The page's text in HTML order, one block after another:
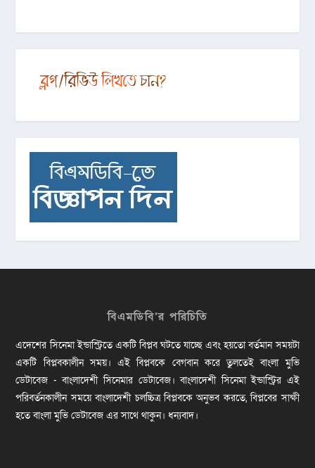
বিএমডিবি’র পরিচিতি
এদেশের সিনেমা ইন্ডাস্ট্রিতে একটি বিপ্লব ঘটতে যাচ্ছে এবং হয়তো বর্তমান সময়টা
একটি বিপ্লবকালীন সময়। এই বিপ্লবকে বেগবান করে তুলতেই বাংলা মুভি
ডেটাবেজ - বাংলাদেশী সিনেমার ডেটাবেজ। বাংলাদেশী সিনেমা ইন্ডাস্ট্রির এই
পরিবর্তনকালীন সময়ে বাংলাদেশী চলচ্চিত্র বিপ্লবকে অনুভব করতে, বিপ্লবের সাক্ষী
হতে বাংলা মুভি ডেটাবেজ এর সাথে থাকুন। ধন্যবাদ।